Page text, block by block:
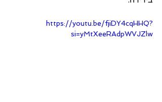
https://youtu.be/fjiDY4cqHHQ?
si=yMtXeeRAdpWVJZlw